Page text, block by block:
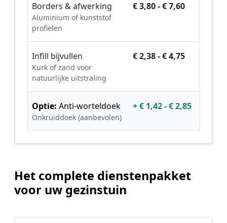
Borders & afwerking
Aluminium of kunststof
profielen
€ 3,80 - € 7,60
Infill bijvullen
Kurk of zand voor
natuurlijke uitstraling
€ 2,38 - € 4,75
Optie: Anti-worteldoek
Onkruiddoek (aanbevolen)
+ € 1,42 - € 2,85
Het complete dienstenpakket
voor uw gezinstuin